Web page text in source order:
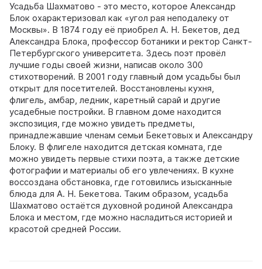
Усадьба Шахматово - это место, которое Александр
Блок охарактеризовал как «угол рая неподалеку от
Москвы». В 1874 году её приобрел А. Н. Бекетов, дед
Александра Блока, профессор ботаники и ректор Санкт-
Петербургского университета. Здесь поэт провёл
лучшие годы своей жизни, написав около 300
стихотворений. В 2001 году главный дом усадьбы был
открыт для посетителей. Восстановлены кухня,
флигель, амбар, ледник, каретный сарай и другие
усадебные постройки. В главном доме находится
экспозиция, где можно увидеть предметы,
принадлежавшие членам семьи Бекетовых и Александру
Блоку. В флигеле находится детская комната, где
можно увидеть первые стихи поэта, а также детские
фотографии и материалы об его увлечениях. В кухне
воссоздана обстановка, где готовились изысканные
блюда для А. Н. Бекетова. Таким образом, усадьба
Шахматово остаётся духовной родиной Александра
Блока и местом, где можно насладиться историей и
красотой средней России.